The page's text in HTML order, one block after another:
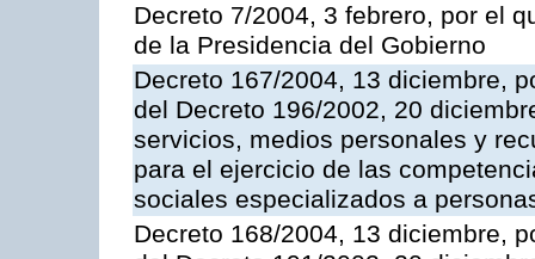
Decreto 7/2004, 3 febrero, por el
de la Presidencia del Gobierno
Decreto 167/2004, 13 diciembre,
del Decreto 196/2002, 20
servicios, medios personales y
para el ejercicio de las
sociales especializados a
Decreto 168/2004, 13 diciembre,